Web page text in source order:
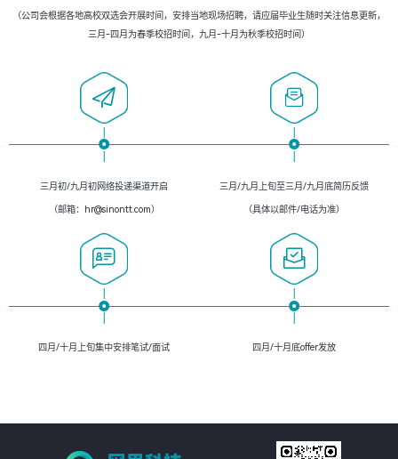
（公司会根据各地高校双选会开展时间，安排当地现场招聘，请应届毕业生随时关注信息更新，
三月-四月为春季校招时间，九月-十月为秋季校招时间）
三月初/九月初网络投递渠道开启
（邮箱：hr@sinontt.com）
三月/九月上旬至三月/九月底简历反馈
（具体以邮件/电话为准）
四月/十月上旬集中安排笔试/面试 四月/十月底offer发放